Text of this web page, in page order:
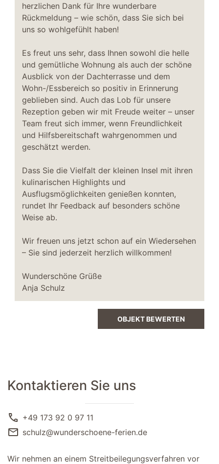
herzlichen Dank für Ihre wunderbare
Rückmeldung – wie schön, dass Sie sich bei
uns so wohlgefühlt haben!
Es freut uns sehr, dass Ihnen sowohl die helle
und gemütliche Wohnung als auch der schöne
Ausblick von der Dachterrasse und dem
Wohn-/Essbereich so positiv in Erinnerung
geblieben sind. Auch das Lob für unsere
Rezeption geben wir mit Freude weiter – unser
Team freut sich immer, wenn Freundlichkeit
und Hilfsbereitschaft wahrgenommen und
geschätzt werden.
Dass Sie die Vielfalt der kleinen Insel mit ihren
kulinarischen Highlights und
Ausflugsmöglichkeiten genießen konnten,
rundet Ihr Feedback auf besonders schöne
Weise ab.
Wir freuen uns jetzt schon auf ein Wiedersehen
– Sie sind jederzeit herzlich willkommen!
Wunderschöne Grüße
Anja Schulz
OBJEKT BEWERTEN
Kontaktieren Sie uns
call +49 173 92 0 97 11
mail schulz@wunderschoene-ferien.de
Wir nehmen an einem Streitbeilegungsverfahren vor